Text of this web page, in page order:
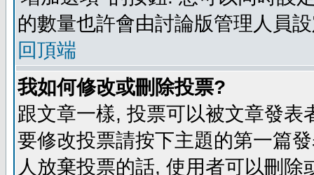
的數量也許會由討論版管理人員
回頂端
我如何修改或刪除投票?
跟文章一樣, 投票可以被文章發
要修改投票請按下主題的第一篇
人放棄投票的話, 使用者可以刪